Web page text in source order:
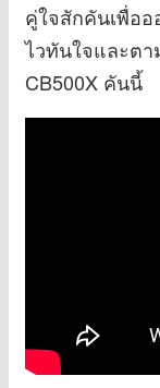
คู่ใจสักคันเพื่อ
ไวทันใจและตา
CB500X คันนี้